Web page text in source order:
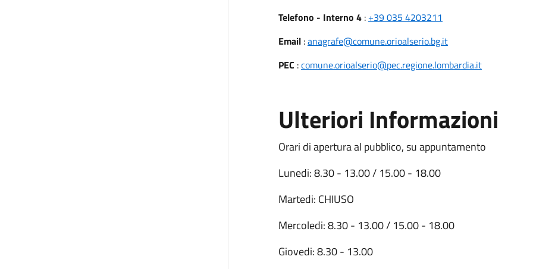
Telefono - Interno 4: +39 035 4203211
Email:anagrafe@comune.orioalserio.bg.it
PEC :comune.orioalserio@pec.regione.lombardia.it
Ulteriori Informazioni
Orari di apertura al pubblico, su appuntamento
Lunedi: 8.30 - 13.00 / 15.00 - 18.00
Martedi: CHIUSO
Mercoledi: 8.30 - 13.00 / 15.00 - 18.00
Giovedi: 8.30 - 13.00